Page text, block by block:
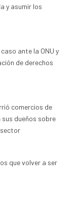
y asumir los
ante la ONU y
de derechos
comercios de
dueños sobre
que volver a ser